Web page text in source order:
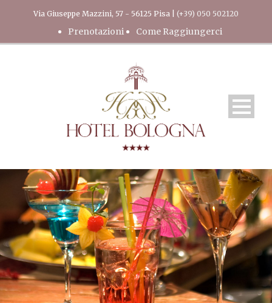
Via Giuseppe Mazzini, 57 - 56125 Pisa | (+39) 050 502120
Prenotazioni Come Raggiungerci